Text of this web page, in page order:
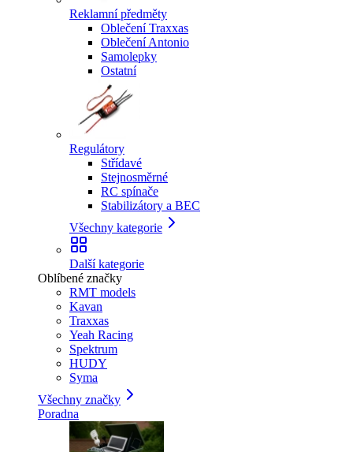
Reklamní předměty
Oblečení Traxxas
Oblečení Antonio
Samolepky
Ostatní
Regulátory
Střídavé
Stejnosměrné
RC spínače
Stabilizátory a BEC
Všechny kategorie
Další kategorie
Oblíbené značky
RMT models
Kavan
Traxxas
Yeah Racing
Spektrum
HUDY
Syma
Všechny značky
Poradna